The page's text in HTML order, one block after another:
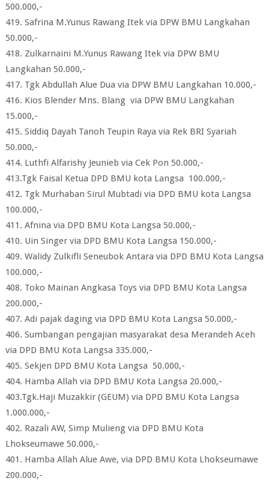
500.000,-
419. Safrina M.Yunus Rawang Itek via DPW BMU Langkahan
50.000,-
418. Zulkarnaini M.Yunus Rawang Itek via DPW BMU
Langkahan 50.000,-
417. Tgk Abdullah Alue Dua via DPW BMU Langkahan 10.000,-
416. Kios Blender Mns. Blang via DPW BMU Langkahan
15.000,-
415. Siddiq Dayah Tanoh Teupin Raya via Rek BRI Syariah
50.000,-
414. Luthfi Alfarishy Jeunieb via Cek Pon 50.000,-
413.Tgk Faisal Ketua DPD BMU kota Langsa 100.000,-
412. Tgk Murhaban Sirul Mubtadi via DPD BMU kota Langsa
100.000,-
411. Afnina via DPD BMU Kota Langsa 50.000,-
410. Uin Singer via DPD BMU Kota Langsa 150.000,-
409. Walidy Zulkifli Seneubok Antara via DPD BMU Kota Langsa
100.000,-
408. Toko Mainan Angkasa Toys via DPD BMU Kota Langsa
200.000,-
407. Adi pajak daging via DPD BMU Kota Langsa 50.000,-
406. Sumbangan pengajian masyarakat desa Merandeh Aceh
via DPD BMU Kota Langsa 335.000,-
405. Sekjen DPD BMU Kota Langsa 50.000,-
404. Hamba Allah via DPD BMU Kota Langsa 20.000,-
403.Tgk.Haji Muzakkir (GEUM) via DPD BMU Kota Langsa
1.000.000,-
402. Razali AW, Simp Mulieng via DPD BMU Kota
Lhokseumawe 50.000,-
401. Hamba Allah Alue Awe, via DPD BMU Kota Lhokseumawe
200.000,-